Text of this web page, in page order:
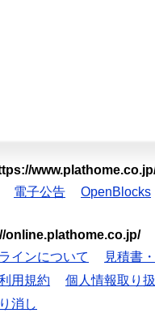
電子公告 OpenBlocks
online.plathome.co.jp/
インについて 見積書
用規約 個人情報取り
消し